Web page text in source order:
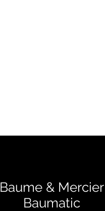
Baume & Mercier
Baumatic